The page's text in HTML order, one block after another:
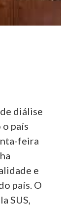
diálise
o país
feira
e
país. O
SUS,